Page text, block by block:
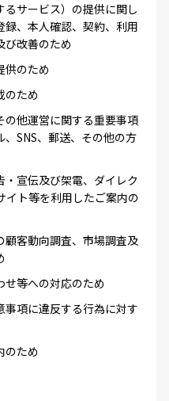
サービス）の提供に関し
、本人確認、契約、利用
び改善のため
供のため
のため
の他運営に関する重要事項
SNS、郵送、その他の方
・宣伝及び架電、ダイレク
イト等を利用したご案内の
顧客動向調査、市場調査及
せ等への対応のため
事項に違反する行為に対す
のため